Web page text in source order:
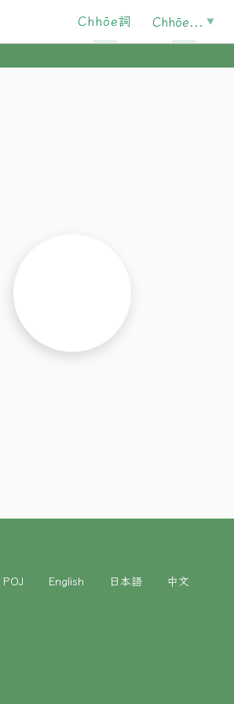
Chhōe詞 Chhōe...
POJ English 日本語 中文